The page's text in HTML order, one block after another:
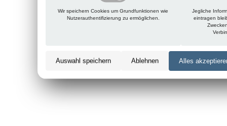
Wir speichern Cookies um Grundfunktionen wie
Nutzerauthentifizierung zu ermöglichen.
Jegliche
eintragen
Auswahl speichern Ablehnen Alles